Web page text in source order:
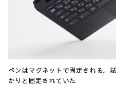
ペンはマグネットで固定される。
かりと固定されていた